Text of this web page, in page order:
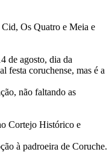
Cid, Os Quatro e Meia e
de agosto, dia da
festa coruchense, mas é a
não faltando as
Cortejo Histórico e
à padroeira de Coruche.